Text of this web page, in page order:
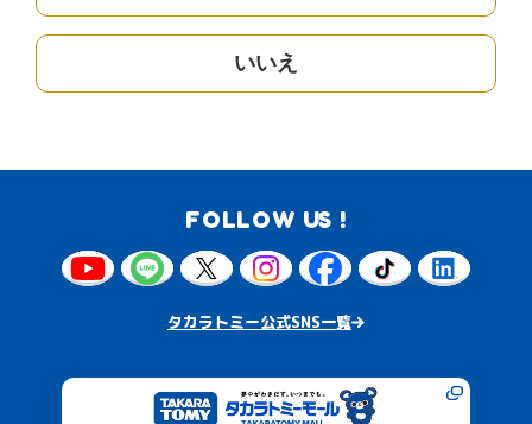
いいえ
FOLLOW US !
タカラトミー公式SNS一覧